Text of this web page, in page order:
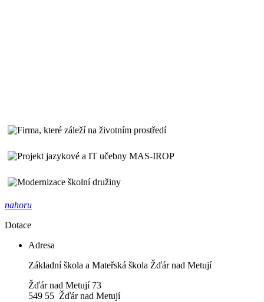
nahoru
Dotace
Adresa
Základní škola a Mateřská škola Žďár nad Metují
Žďár nad Metují 73
549 55 Žďár nad Metují